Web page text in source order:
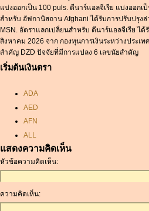
แบ่งออกเป็น 100 puls. ดีนาร์แอลจีเรีย แบ่งออกเ
สำหรับ อัฟกานิสถาน Afghani ได้รับการปรับปรุง
MSN. อัตราแลกเปลี่ยนสำหรับ ดีนาร์แอลจีเรีย ไ
สิงหาคม 2026 จาก กองทุนการเงินระหว่างประเ
สำคัญ DZD ปัจจัยที่มีการแปลง 6 เลขนัยสำคัญ
เริ่มต้นเงินตรา
ADA
AED
AFN
ALL
AMD
ANC
AOA
ARDR
แสดงความคิดเห็น
หัวข้อความคิดเห็น:
ความคิดเห็น: